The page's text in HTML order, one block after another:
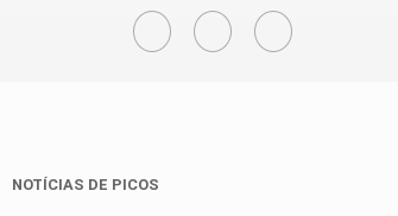
NOTÍCIAS DE PICOS